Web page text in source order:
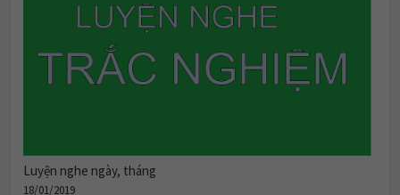
Luyện nghe ngày, tháng
18/01/2019